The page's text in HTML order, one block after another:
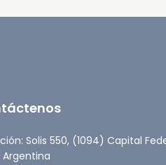
Solis 550, (1094) Capital
Argentina